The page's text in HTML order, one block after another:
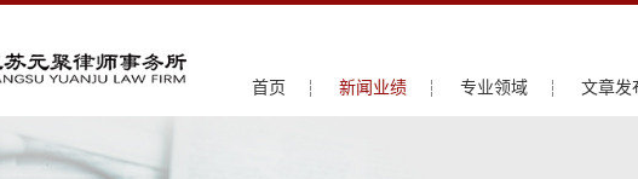
首页 新闻业绩 专业领域 文章发